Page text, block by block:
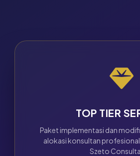
TOP TIER
Paket implementasi dan
alokasi konsultan
Szeto